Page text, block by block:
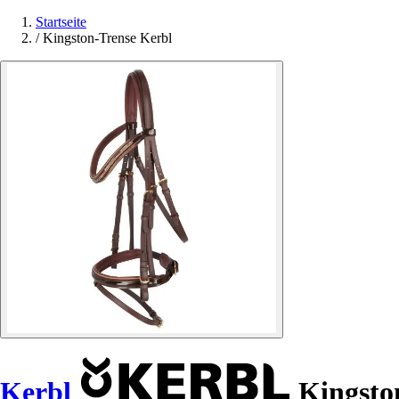
Startseite
/ Kingston-Trense Kerbl
Kerbl